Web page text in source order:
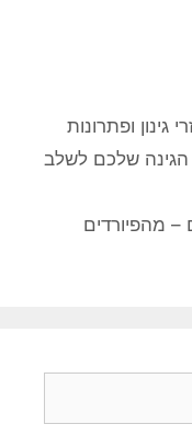
ופתרונות
שלכם לשלב
– מהפיורדים